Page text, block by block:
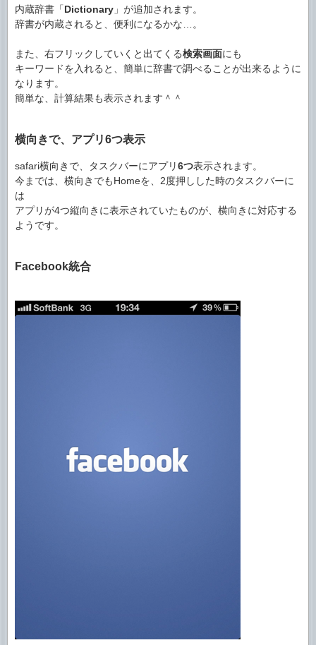
内蔵辞書「Dictionary 」が追加されます。
辞書が内蔵されると、便利になるかな…。
また、右フリックしていくと出てくる検索画面にも
キーワードを入れると、簡単に辞書で調べることが出来るように
なります。
簡単な、計算結果も表示されます＾＾
横向きで、アプリ6つ表示
safari横向きで、タスクバーにアプリ6つ表示されます。
今までは、横向きでもHomeを、2度押しした時のタスクバーに
は
アプリが4つ縦向きに表示されていたものが、横向きに対応する
ようです。
Facebook統合